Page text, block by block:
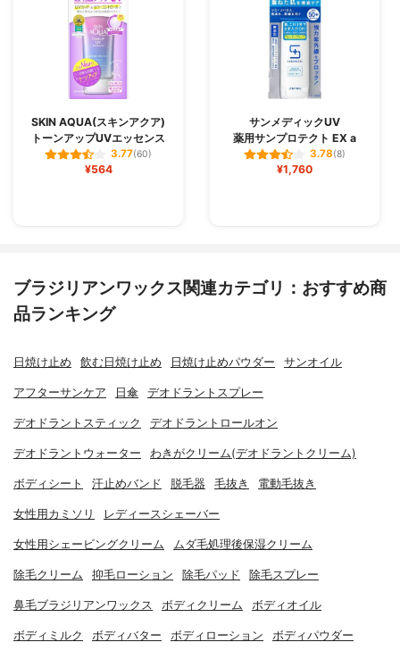
SKIN AQUA(スキンアクア)
トーンアップUVエッセンス
3.77(60)
¥564
サンメディックUV
薬用サンプロテクト EX a
3.78(8)
¥1,760
ブラジリアンワックス関連カテゴリ：おすすめ商
品ランキング
日焼け止め 飲む日焼け止め 日焼け止めパウダー サンオイル
アフターサンケア 日傘 デオドラントスプレー
デオドラントスティック デオドラントロールオン
デオドラントウォーター わきがクリーム(デオドラントクリーム)
ボディシート 汗止めバンド 脱毛器 毛抜き 電動毛抜き
女性用カミソリ レディースシェーバー
女性用シェービングクリーム ムダ毛処理後保湿クリーム
除毛クリーム 抑毛ローション 除毛パッド 除毛スプレー
鼻毛ブラジリアンワックス ボディクリーム ボディオイル
ボディミルク ボディバター ボディローション ボディパウダー